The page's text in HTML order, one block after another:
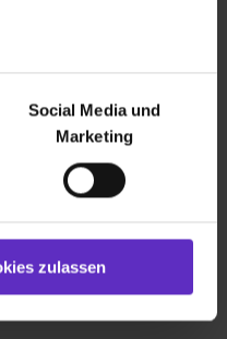
Benutzung der
zu analysieren
Medien, Werbung
hast oder die
damit
Social Media und
Marketing
zulassen